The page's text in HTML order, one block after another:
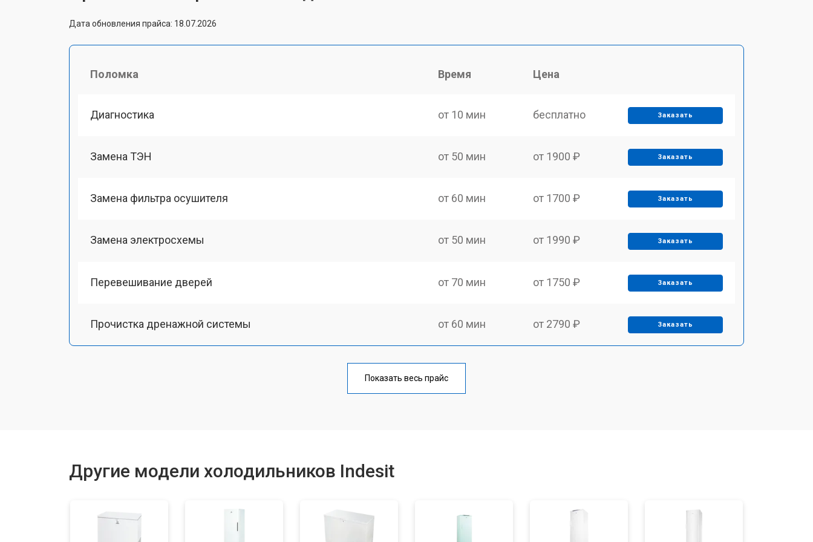
Дата обновления прайса: 18.07.2026
Поломка Время Цена
Диагностика от 10 мин бесплатно Заказать
Замена ТЭН от 50 мин от 1900 ₽ Заказать
Замена фильтра осушителя от 60 мин от 1700 ₽ Заказать
Замена электросхемы от 50 мин от 1990 ₽ Заказать
Перевешивание дверей от 70 мин от 1750 ₽ Заказать
Прочистка дренажной системы от 60 мин от 2790 ₽ Заказать
от 60 мин
Показать весь прайс
Другие модели холодильников Indesit